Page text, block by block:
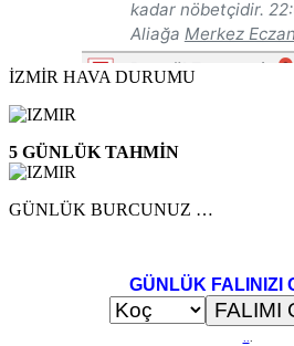
İZMİR HAVA DURUMU
5 GÜNLÜK TAHMİN
GÜNLÜK BURCUNUZ …
GÜNLÜK FALINIZI
...